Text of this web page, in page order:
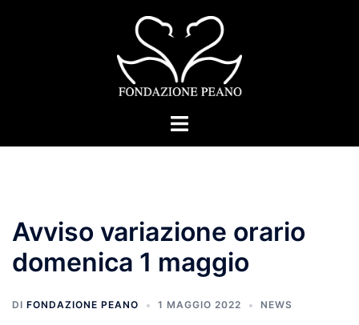
Mostra/Nascondi
Avviso variazione orario
domenica 1 maggio
DI FONDAZIONE PEANO 1 MAGGIO 2022 NEWS